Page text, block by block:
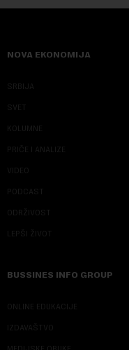
NOVA EKONOMIJA
SRBIJA
SVET
KOLUMNE
PRIČE I ANALIZE
VIDEO
PODCAST
ODRŽIVOST
LEPŠI ŽIVOT
BUSSINES INFO GROUP
ONLINE EDUKACIJE
IZDAVAŠTVO